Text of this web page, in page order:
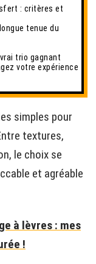
: critères et
tenue du
trio gagnant
votre expérience
simples pour
textures,
le choix se
et agréable
à lèvres : mes
!